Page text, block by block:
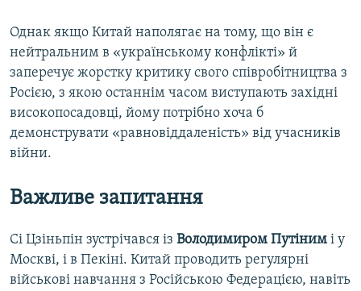
Однак якщо Китай наполягає на тому, що він є
нейтральним в «українському конфлікті» й
заперечує жорстку критику свого співробітництва з
Росією, з якою останнім часом виступають західні
високопосадовці, йому потрібно хоча б
демонструвати «равновіддаленість» від учасників
війни.
Важливе запитання
Сі Цзіньпін зустрічався із Володимиром Путіним і у
Москві, і в Пекіні. Китай проводить регулярні
військові навчання з Російською Федерацією, навіть